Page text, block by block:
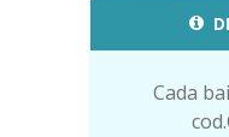
Cada